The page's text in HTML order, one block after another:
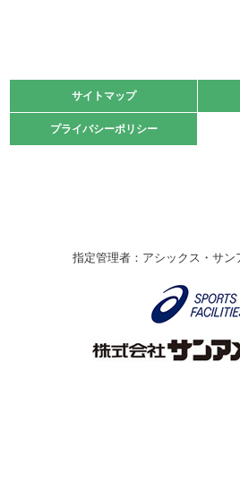
緑ケ丘体育館
2021.10.23
卓球選手権大会ラージボールの部開
伊丹市総合体育大会 バレーボール
なわとびイベントを開催しました！
サイトマップ
プライバシーポリシー
サイトマップ
プライバシーポリシー
指定管理者：アシックス・サン